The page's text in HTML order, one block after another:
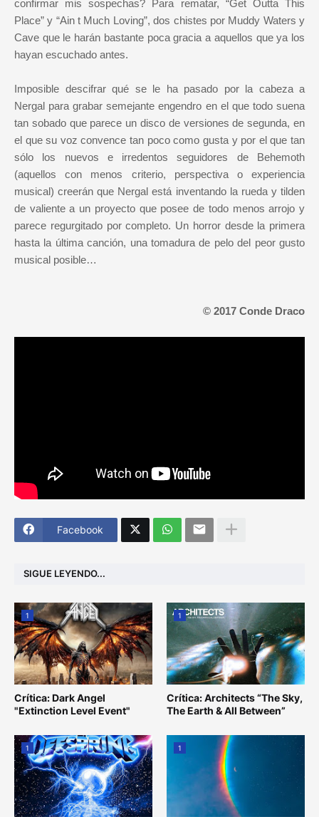
confirmar mis sospechas? Para rematar, “Get Outta This
Place” y “Ain t Much Loving”, dos chistes por Muddy Waters y
Cave que le harán bastante poca gracia a aquellos que ya los
hayan escuchado antes.
Imposible descifrar qué se le ha pasado por la cabeza a
Nergal para grabar semejante engendro en el que todo suena
tan sobado que parece un disco de versiones de segunda, en
el que su voz convence tan poco como gusta y por el que tan
sólo los nuevos e irredentos seguidores de Behemoth
(aquellos con menos criterio, perspectiva o experiencia
musical) creerán que Nergal está inventando la rueda y tilden
de valiente a un proyecto que posee de todo menos arrojo y
parece regurgitado por completo. Un horror desde la primera
hasta la última canción, una tomadura de pelo del peor gusto
musical posible…
© 2017 Conde Draco
Facebook
SIGUE LEYENDO...
1
Crítica: Dark Angel
"Extinction Level Event"
1
Crítica: Architects “The Sky,
The Earth & All Between”
1 1